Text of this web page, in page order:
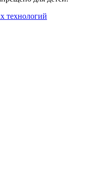
технологий